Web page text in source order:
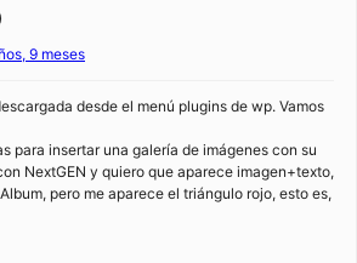
9 meses
desde el menú plugins de wp. Vamos
para insertar una galería de imágenes con su
NextGEN y quiero que aparece imagen+texto,
pero me aparece el triángulo rojo, esto es,